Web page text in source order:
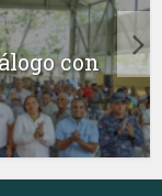
con